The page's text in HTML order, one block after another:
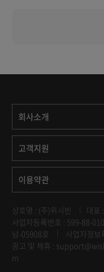
회사소개
고객지원
이용약관
상호명 : (주)위시빈 대표
사업자등록번호 : 599-88-
남-05908호
사업자정보
광고 및 제휴 :
m